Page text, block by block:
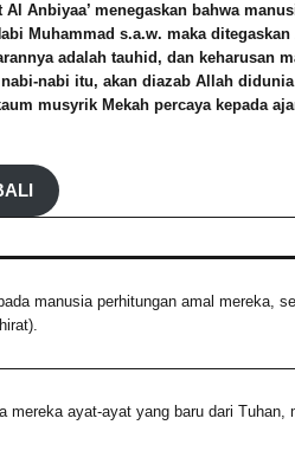
Al Anbiyaa’ menegaskan bahwa
Muhammad s.a.w. maka
adalah tauhid, dan keharusan
nabi itu, akan diazab Allah
musyrik Mekah percaya kepada
manusia perhitungan amal mereka,
mereka ayat-ayat yang baru dari Tuhan,